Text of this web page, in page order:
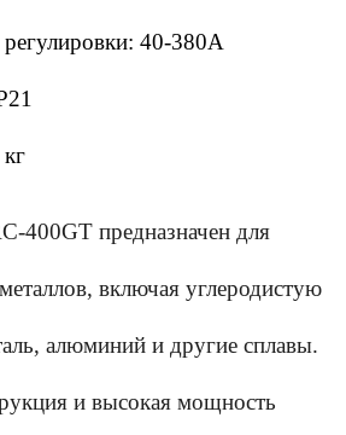
40-380A
400GT предназначен для
включая углеродистую
алюминий и другие сплавы.
и высокая мощность